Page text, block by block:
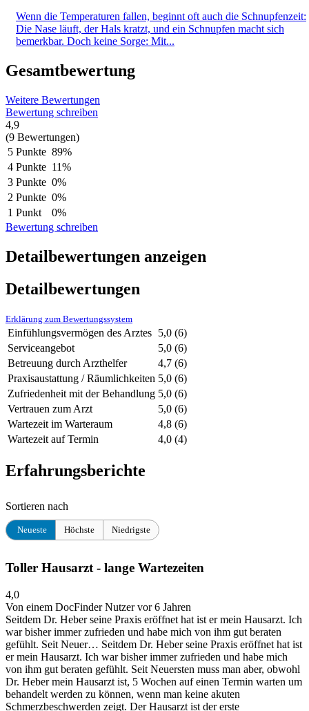
Wenn die Temperaturen fallen, beginnt oft auch die Schnupfenzeit:
Die Nase läuft, der Hals kratzt, und ein Schnupfen macht sich
bemerkbar. Doch keine Sorge: Mit...
Gesamtbewertung
Weitere Bewertungen
Bewertung schreiben
4,9
(9 Bewertungen)
5 Punkte 89%
4 Punkte 11%
3 Punkte 0%
2 Punkte 0%
1 Punkt
0%
Bewertung schreiben
Detailbewertungen anzeigen
Detailbewertungen
Erklärung zum Bewertungssystem
Einfühlungsvermögen des Arztes 5,0 (6)
Serviceangebot
5,0 (6)
Betreuung durch Arzthelfer
4,7 (6)
Praxisaustattung / Räumlichkeiten 5,0 (6)
Zufriedenheit mit der Behandlung 5,0 (6)
Vertrauen zum Arzt
5,0 (6)
Wartezeit im Warteraum
4,8 (6)
Wartezeit auf Termin
4,0 (4)
Erfahrungsberichte
Sortieren nach
Neueste Höchste Niedrigste
Toller Hausarzt - lange Wartezeiten
4,0
Von einem DocFinder Nutzervor 6 Jahren
Seitdem Dr. Heber seine Praxis eröffnet hat ist er mein Hausarzt. Ich
war bisher immer zufrieden und habe mich von ihm gut beraten
gefühlt. Seit Neuer… Seitdem Dr. Heber seine Praxis eröffnet hat ist
er mein Hausarzt. Ich war bisher immer zufrieden und habe mich
von ihm gut beraten gefühlt. Seit Neuersten muss man aber, obwohl
Dr. Heber mein Hausarzt ist, 5 Wochen auf einen Termin warten um
behandelt werden zu können, wenn man keine akuten
Schmerzbeschwerden zeigt. Der Hausarzt ist der erste